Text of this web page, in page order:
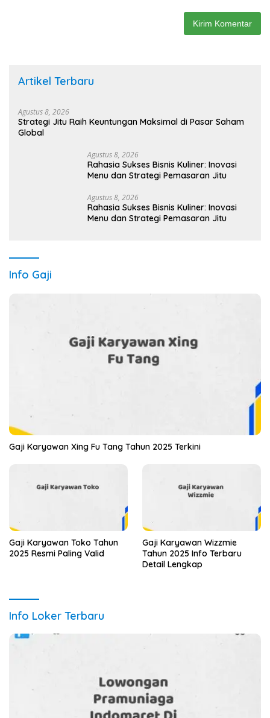
Artikel Terbaru
Agustus 8, 2026
Strategi Jitu Raih Keuntungan Maksimal di Pasar Saham
Global
Agustus 8, 2026
Rahasia Sukses Bisnis Kuliner: Inovasi
Menu dan Strategi Pemasaran Jitu
Agustus 8, 2026
Rahasia Sukses Bisnis Kuliner: Inovasi
Menu dan Strategi Pemasaran Jitu
Info Gaji
Gaji Karyawan Xing Fu Tang Tahun 2025 Terkini
Gaji Karyawan Toko Tahun
2025 Resmi Paling Valid
Gaji Karyawan Wizzmie
Tahun 2025 Info Terbaru
Detail Lengkap
Info Loker Terbaru